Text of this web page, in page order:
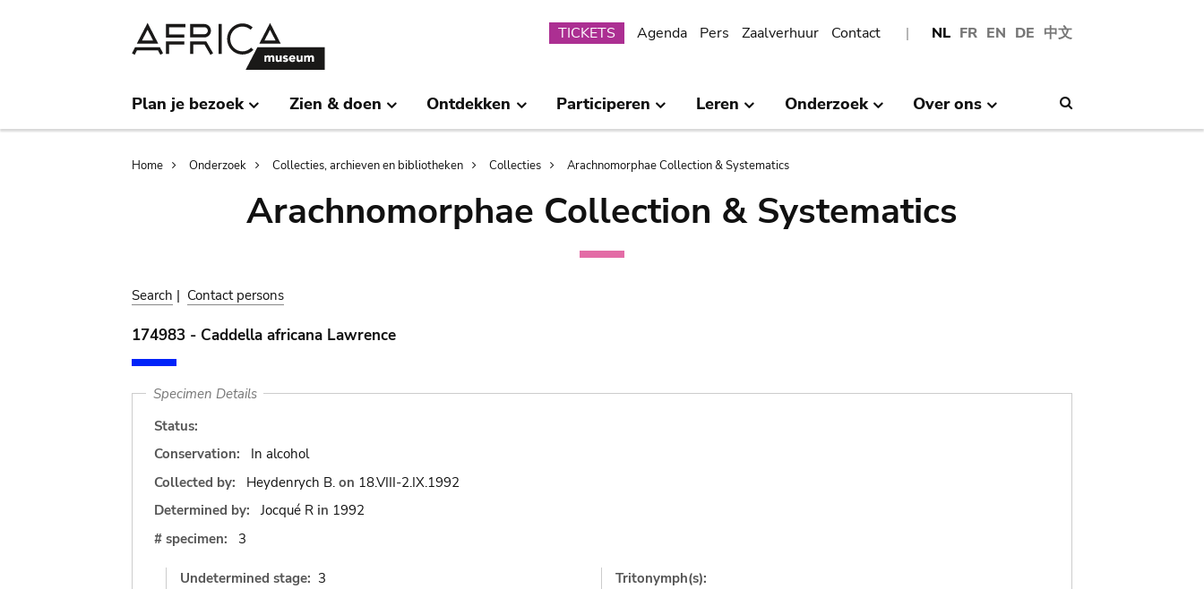
NL FR EN DE 中文
Submenu
TICKETS Agenda Pers Zaalverhuur Contact
Plan je bezoek Zien & doen Ontdekken Participeren Leren Onderzoek Over ons
Breadcrumb
Home Onderzoek Collecties, archieven en bibliotheken Collecties Arachnomorphae Collection & Systematics
Arachnomorphae Collection & Systematics
Search | Contact persons
174983 - Caddella africana Lawrence
Specimen Details
Status:
Conservation:
In alcohol
Collected by:
Heydenrych B. on 18.VIII-2.IX.1992
Determined by:
Jocqué R in 1992
# specimen:
3
Undetermined stage: 3
Tritonymph(s):